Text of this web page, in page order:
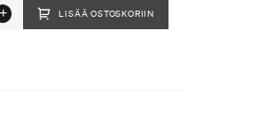
LISÄÄ OSTOSKORIIN